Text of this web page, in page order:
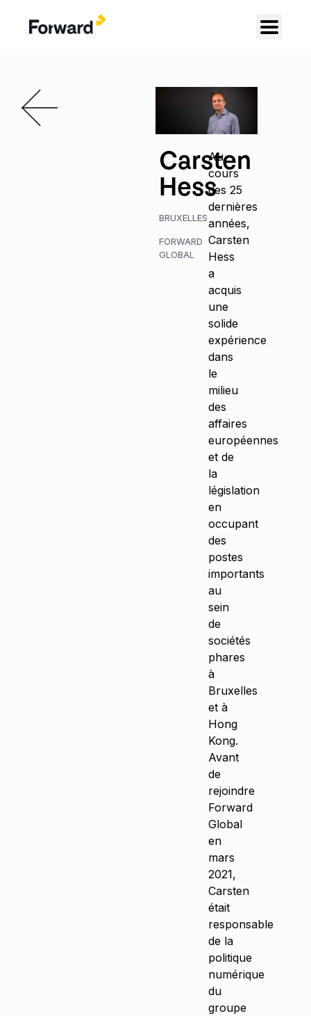
Carsten
Hess
BRUXELLES
FORWARD
GLOBAL
Au
cours
des 25
dernières
années,
Carsten
Hess
a
acquis
une
solide
expérience
dans
le
milieu
des
affaires
européennes
et de
la
législation
en
occupant
des
postes
importants
au
sein
de
sociétés
phares
à
Bruxelles
et à
Hong
Kong.
Avant
de
rejoindre
Forward
Global
en
mars
2021,
Carsten
était
responsable
de la
politique
numérique
du
groupe